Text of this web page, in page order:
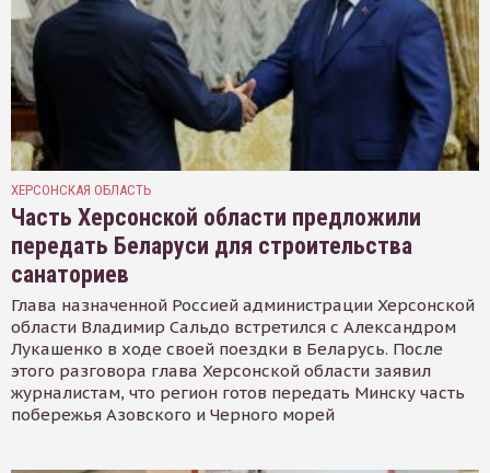
ХЕРСОНСКАЯ ОБЛАСТЬ
Часть Херсонской области предложили
передать Беларуси для строительства
санаториев
Глава назначенной Россией администрации Херсонской
области Владимир Сальдо встретился с Александром
Лукашенко в ходе своей поездки в Беларусь. После
этого разговора глава Херсонской области заявил
журналистам, что регион готов передать Минску часть
побережья Азовского и Черного морей